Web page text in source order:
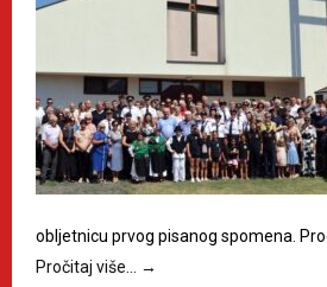
obljetnicu prvog pisanog spomena.
Pročitaj više…
→